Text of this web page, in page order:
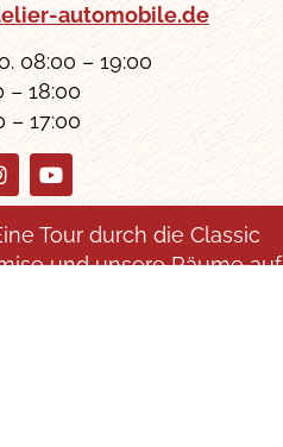
automobile.de
08:00 – 19:00
– 18:00
– 17:00
Tour durch die Classic
und unsere Räume auf